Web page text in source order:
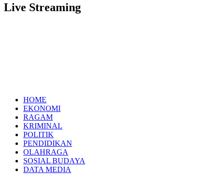
Live Streaming
HOME
EKONOMI
RAGAM
KRIMINAL
POLITIK
PENDIDIKAN
OLAHRAGA
SOSIAL BUDAYA
DATA MEDIA